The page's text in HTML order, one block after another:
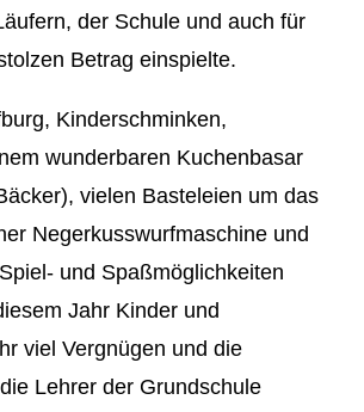
der Schule und auch für
Betrag einspielte.
Kinderschminken,
wunderbaren Kuchenbasar
vielen Basteleien um das
Negerkusswurfmaschine und
und Spaßmöglichkeiten
Jahr Kinder und
viel Vergnügen und die
Lehrer der Grundschule